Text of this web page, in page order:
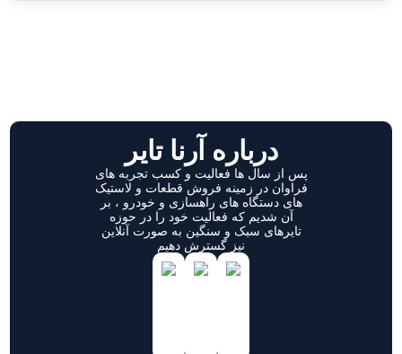
درباره آرنا تایر
پس از سال ها فعالیت و کسب تجربه های
فراوان در زمینه فروش قطعات و لاستیک
های دستگاه های راهسازی و خودرو ، بر
آن شدیم که فعالیت خود را در حوزه
تایرهای سبک و سنگین به صورت آنلاین
نیز گسترش دهیم